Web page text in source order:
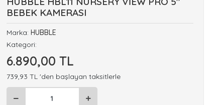
BEBEK KAMERASI
Marka:HUBBLE
Kategori:
6.890,00 TL
739,93 TL 'den başlayan taksitlerle